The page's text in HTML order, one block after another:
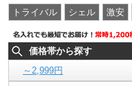
トライバル シェル 激安
価格帯から探す
～2,999円